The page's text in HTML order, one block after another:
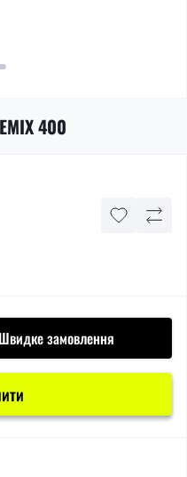
400
Швидке замовлення